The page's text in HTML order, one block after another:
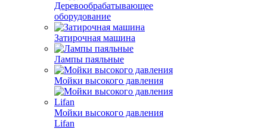
Деревообрабатывающее
оборудование
Затирочная машина
Лампы паяльные
Мойки высокого давления
Мойки высокого давления
Lifan